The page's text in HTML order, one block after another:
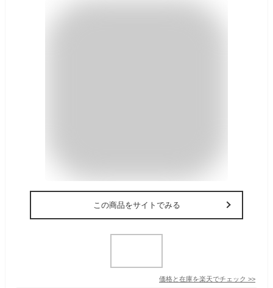
この商品をサイトでみる
価格と在庫を楽天でチェック >>